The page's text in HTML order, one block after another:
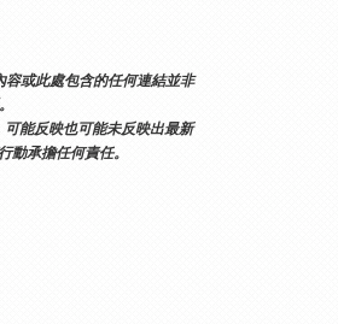
或此處包含的任何連結並非
能反映也可能未反映出最新
承擔任何責任。